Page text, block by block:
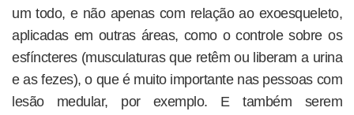
um todo, e não apenas com relação ao exoesqueleto,
aplicadas em outras áreas, como o controle sobre os
esfíncteres (musculaturas que retêm ou liberam a urina
e as fezes), o que é muito importante nas pessoas com
lesão medular, por exemplo. E também serem